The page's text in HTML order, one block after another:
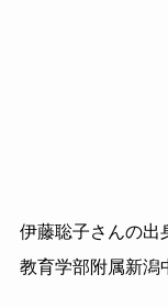
伊藤聡子さんの出
教育学部附属新潟